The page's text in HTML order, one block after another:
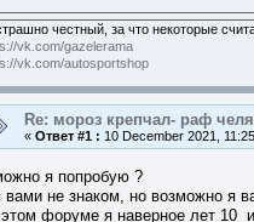
честный, за что некоторые
vk.com/gazelerama
vk.com/autosportshop
Re: мороз крепчал- раф
« Ответ #1 : 10 December 2021,
я попробую ?
вами не знаком, но возможно я
форуме я наверное лет 10